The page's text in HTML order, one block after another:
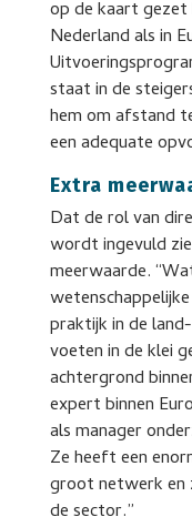
op de kaart
Nederland als in
staat in de
hem om afstand
een adequate
Extra
Dat de rol van
wordt ingevuld
meerwaarde.
praktijk in de
voeten in de klei
achtergrond
expert binnen
als manager
Ze heeft een
groot netwerk en
de sector.”